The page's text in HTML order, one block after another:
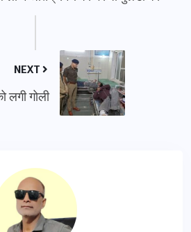
NEXT
लगी गोली